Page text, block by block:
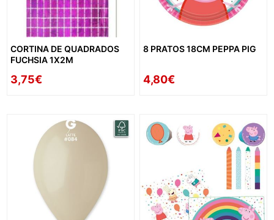
CORTINA DE QUADRADOS
FUCHSIA 1X2M
3,75€
8 PRATOS 18CM PEPPA PIG
4,80€